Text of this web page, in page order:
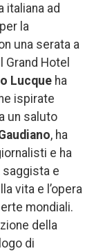
italiana ad
la
una serata a
Hotel
Lucque ha
ispirate
un saluto
, ha
e ha
saggista e
vita e l’opera
mondiali.
della
di